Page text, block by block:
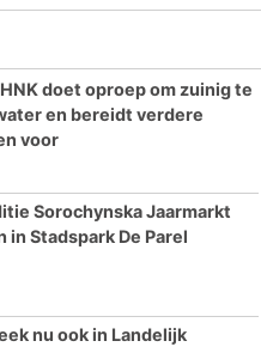
doet oproep om zuinig te
en bereidt verdere
voor
Sorochynska Jaarmarkt
in Stadspark De Parel
nu ook in Landelijk